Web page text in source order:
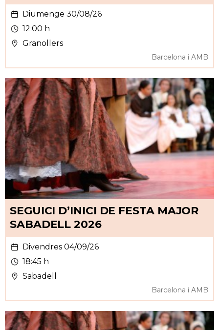
Diumenge 30/08/26
12:00 h
Granollers
Barcelona i AMB
SEGUICI D’INICI DE FESTA MAJOR
SABADELL 2026
Divendres 04/09/26
18:45 h
Sabadell
Barcelona i AMB